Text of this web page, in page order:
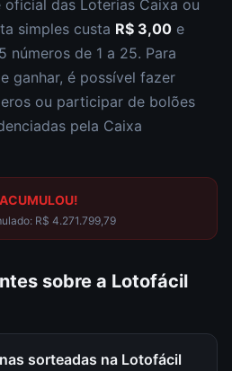
das Loterias Caixa ou
simples custa R$ 3,00 e
números de 1 a 25. Para
ganhar, é possível fazer
ou participar de bolões
pela Caixa
R$ 4.271.799,79
sobre a Lotofácil
sorteadas na Lotofácil